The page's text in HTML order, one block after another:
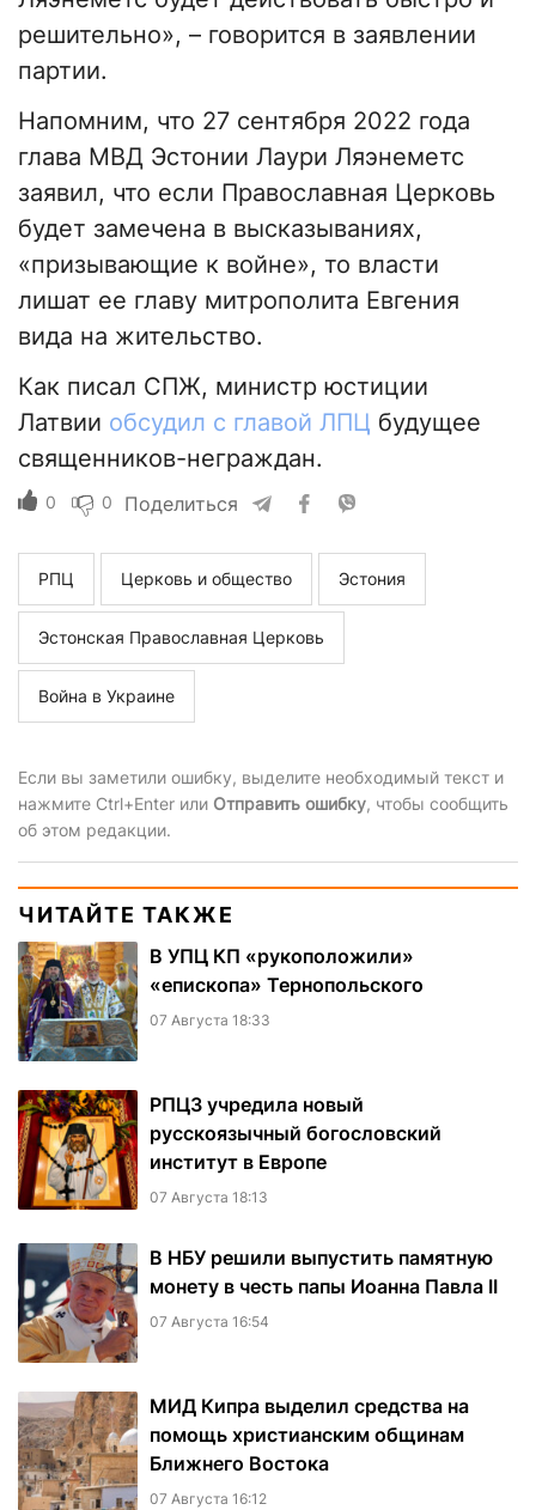
решительно», – говорится в заявлении
партии.
Напомним, что 27 сентября 2022 года
глава МВД Эстонии Лаури Ляэнеметс
заявил, что если Православная Церковь
будет замечена в высказываниях,
«призывающие к войне», то власти
лишат ее главу митрополита Евгения
вида на жительство.
Как писал СПЖ, министр юстиции
Латвии обсудил с главой ЛПЦ будущее
священников-неграждан.
0 0 Поделиться
РПЦ Церковь и общество Эстония
Эстонская Православная Церковь
Война в Украине
Если вы заметили ошибку, выделите необходимый текст и
нажмите Ctrl+Enter или Отправить ошибку, чтобы сообщить
об этом редакции.
ЧИТАЙТЕ ТАКЖЕ
В УПЦ КП «рукоположили»
«епископа» Тернопольского
07 Августа 18:33
РПЦЗ учредила новый
русскоязычный богословский
институт в Европе
07 Августа 18:13
В НБУ решили выпустить памятную
монету в честь папы Иоанна Павла II
07 Августа 16:54
МИД Кипра выделил средства на
помощь христианским общинам
Ближнего Востока
07 Августа 16:12